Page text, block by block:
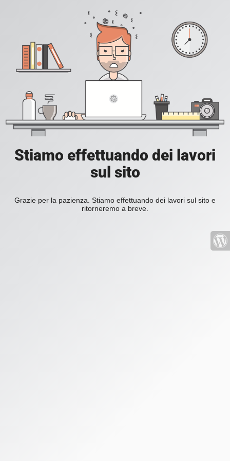
Stiamo effettuando dei lavori
sul sito
Grazie per la pazienza. Stiamo effettuando dei lavori sul sito e
ritorneremo a breve.